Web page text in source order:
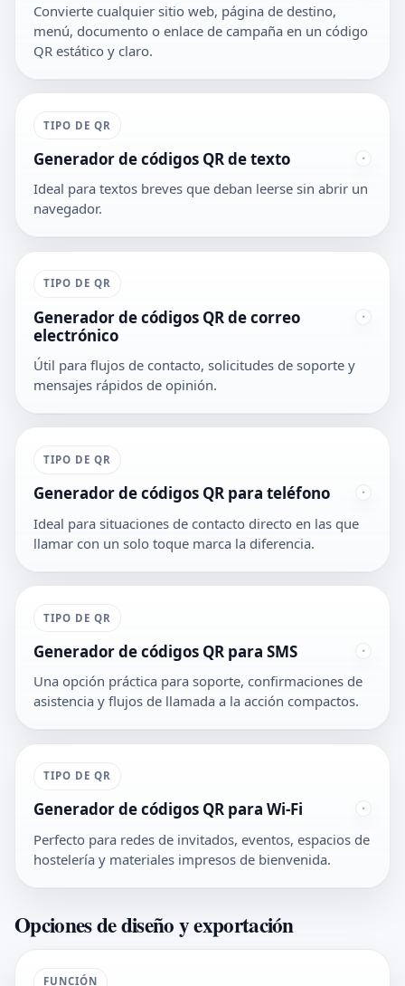
Convierte cualquier sitio web, página de destino,
menú, documento o enlace de campaña en un código
QR estático y claro.
TIPO DE QR
Generador de códigos QR de texto
Ideal para textos breves que deban leerse sin abrir un
navegador.
TIPO DE QR
Generador de códigos QR de correo
electrónico
Útil para flujos de contacto, solicitudes de soporte y
mensajes rápidos de opinión.
TIPO DE QR
Generador de códigos QR para teléfono
Ideal para situaciones de contacto directo en las que
llamar con un solo toque marca la diferencia.
TIPO DE QR
Generador de códigos QR para SMS
Una opción práctica para soporte, confirmaciones de
asistencia y flujos de llamada a la acción compactos.
TIPO DE QR
Generador de códigos QR para Wi-Fi
Perfecto para redes de invitados, eventos, espacios de
hostelería y materiales impresos de bienvenida.
Opciones de diseño y exportación
FUNCIÓN